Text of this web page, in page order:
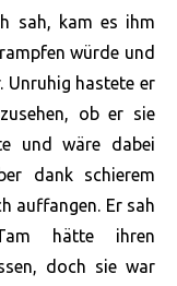
sah, kam es ihm
würde und
Unruhig hastete er
ob er sie
und wäre dabei
dank schierem
auffangen. Er sah
hätte ihren
doch sie war